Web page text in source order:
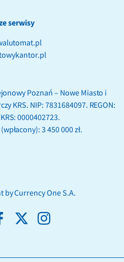
serwisy
Poznań – Nowe Miasto i
KRS. NIP: 7831684097. REGON:
0000402723.
3 450 000 zł.
by Currency One S.A.